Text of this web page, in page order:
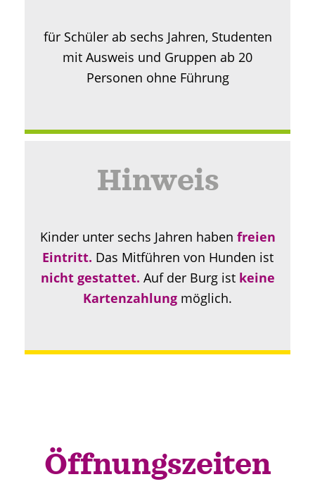
für Schüler ab sechs Jahren, Studenten
mit Ausweis und Gruppen ab 20
Personen ohne Führung
Hinweis
Kinder unter sechs Jahren haben freien
Eintritt. Das Mitführen von Hunden ist
nicht gestattet. Auf der Burg ist keine
Kartenzahlung möglich.
Öffnungszeiten